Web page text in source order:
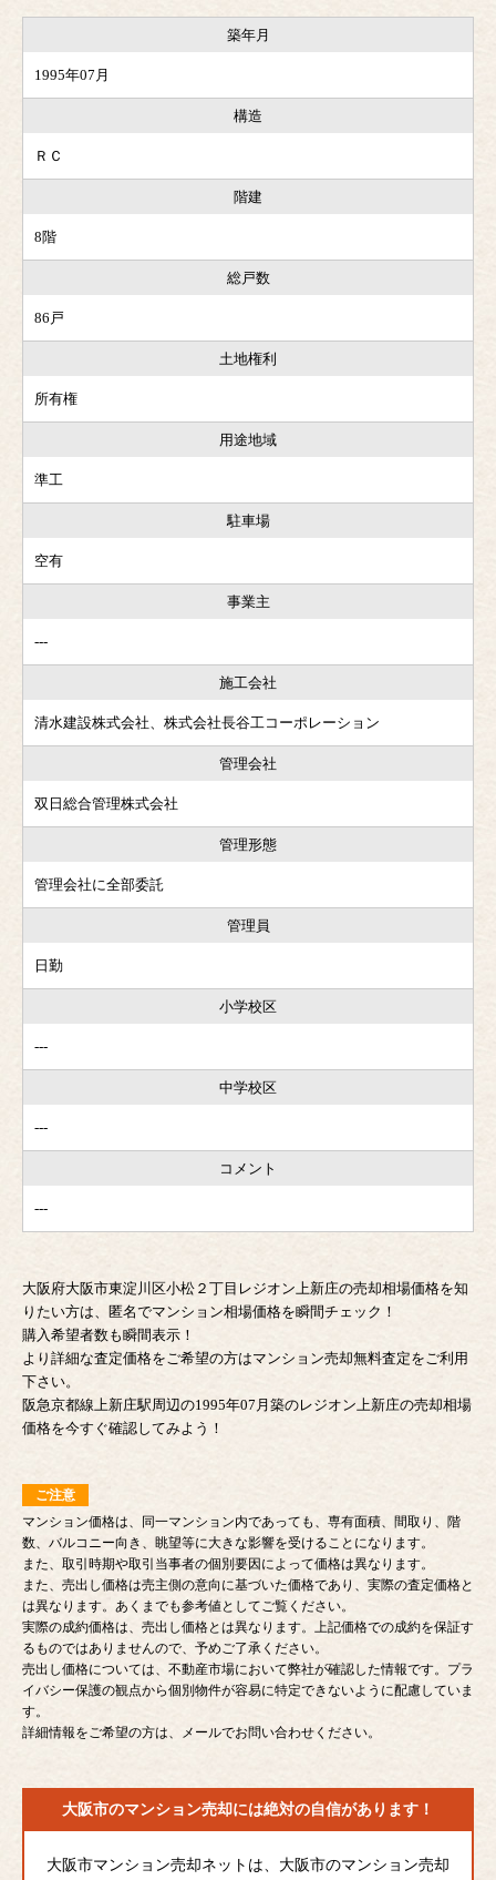
築年月
1995年07月
構造
ＲＣ
階建
8階
総戸数
86戸
土地権利
所有権
用途地域
準工
駐車場
空有
事業主
---
施工会社
清水建設株式会社、株式会社長谷工コーポレーション
管理会社
双日総合管理株式会社
管理形態
管理会社に全部委託
管理員
日勤
小学校区
---
中学校区
---
コメント
---
大阪府大阪市東淀川区小松２丁目レジオン上新庄の売却相場価格を知
りたい方は、匿名でマンション相場価格を瞬間チェック！
購入希望者数も瞬間表示！
より詳細な査定価格をご希望の方はマンション売却無料査定をご利用
下さい。
阪急京都線上新庄駅周辺の1995年07月築のレジオン上新庄の売却相場
価格を今すぐ確認してみよう！
ご注意
マンション価格は、同一マンション内であっても、専有面積、間取り、階
数、バルコニー向き、眺望等に大きな影響を受けることになります。
また、取引時期や取引当事者の個別要因によって価格は異なります。
また、売出し価格は売主側の意向に基づいた価格であり、実際の査定価格と
は異なります。あくまでも参考値としてご覧ください。
実際の成約価格は、売出し価格とは異なります。上記価格での成約を保証す
るものではありませんので、予めご了承ください。
売出し価格については、不動産市場において弊社が確認した情報です。プラ
イバシー保護の観点から個別物件が容易に特定できないように配慮していま
す。
詳細情報をご希望の方は、メールでお問い合わせください。
大阪市のマンション売却には絶対の自信があります！
大阪市マンション売却ネットは、大阪市のマンション売却